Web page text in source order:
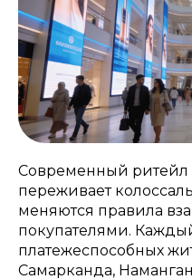
Современный ритейл
переживает
меняются правила
покупателями.
платежеспособных
Самарканда,